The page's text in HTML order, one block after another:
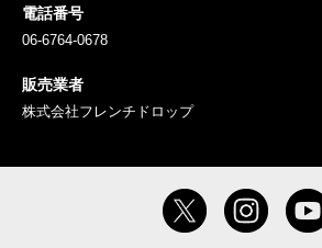
電話番号
06-6764-0678
販売業者
株式会社フレンチドロップ